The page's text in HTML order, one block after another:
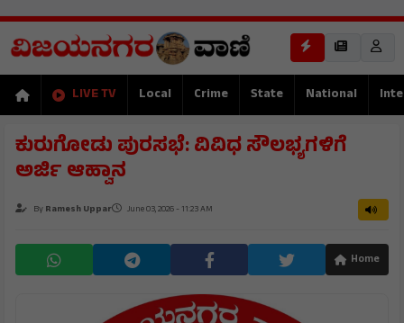
LIVE TV Local Crime State National
ಕುರುಗೋಡು ಪುರಸಭೆ: ವಿವಿಧ ಸೌಲಭ್ಯಗಳಿಗೆ
ಅರ್ಜಿ ಆಹ್ವಾನ
ByRamesh Uppar June 03, 2026 - 11:23 AM
Home